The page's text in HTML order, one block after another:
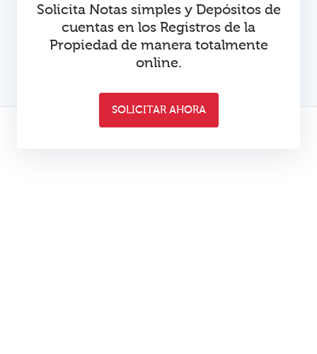
Solicita Notas simples y Depósitos de
cuentas en los Registros de la
Propiedad de manera totalmente
online.
SOLICITAR AHORA